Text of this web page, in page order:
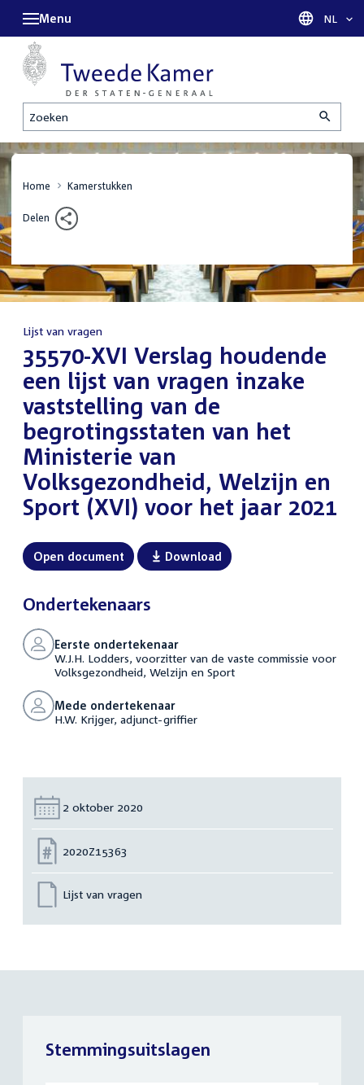
Zoeken
Menu Taal
NL
Home Kamerstukken
Delen
Lijst van vragen
:35570-XVI Verslag houdende
een lijst van vragen inzake
vaststelling van de
begrotingsstaten van het
Ministerie van
Volksgezondheid, Welzijn en
Sport (XVI) voor het jaar 2021
Open document Download
Ondertekenaars
Eerste ondertekenaar
W.J.H. Lodders, voorzitter van de vaste commissie voor
Volksgezondheid, Welzijn en Sport
Mede ondertekenaar
H.W. Krijger, adjunct-griffier
Datum:
2 oktober 2020
Nummer:
2020Z15363
Lijst van vragen
Stemmingsuitslagen